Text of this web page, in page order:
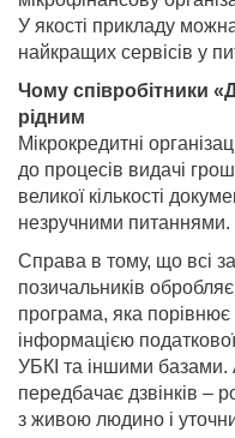
У якості прикладу
найкращих сервісів у
Чому співробітники
рідним
Мікрокредитні
до процесів видачі
великої кількості
незручними питаннями.
Справа в тому, що всі
позичальників
програма, яка порівнює
інформацією
УБКІ та іншими
передбачає дзвінків –
з живою людино і